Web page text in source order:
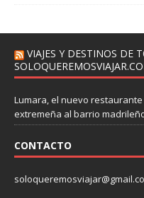
VIAJES Y DESTINOS DE
Lumara, el nuevo
extremeña al barrio
CONTACTO